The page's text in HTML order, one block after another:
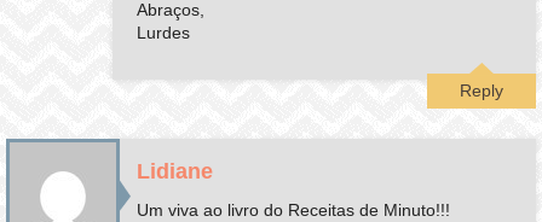
Abraços,
Lurdes
Reply
Lidiane
Um viva ao livro do Receitas de Minuto!!!